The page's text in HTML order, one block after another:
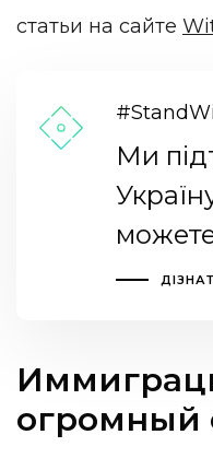
статьи на сайте
Ми
огромный